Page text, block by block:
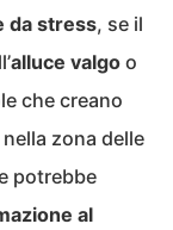
da stress, se il
alluce valgo o
che creano
zona delle
potrebbe
al